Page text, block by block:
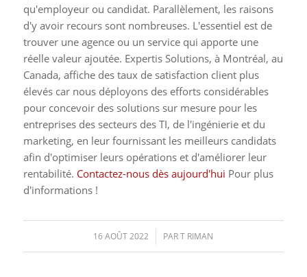
qu'employeur ou candidat. Parallèlement, les raisons
d'y avoir recours sont nombreuses. L'essentiel est de
trouver une agence ou un service qui apporte une
réelle valeur ajoutée. Expertis Solutions, à Montréal, au
Canada, affiche des taux de satisfaction client plus
élevés car nous déployons des efforts considérables
pour concevoir des solutions sur mesure pour les
entreprises des secteurs des TI, de l'ingénierie et du
marketing, en leur fournissant les meilleurs candidats
afin d'optimiser leurs opérations et d'améliorer leur
rentabilité. Contactez-nous dès aujourd'hui Pour plus
d'informations !
16 AOÛT 2022
/ PART RIMAN